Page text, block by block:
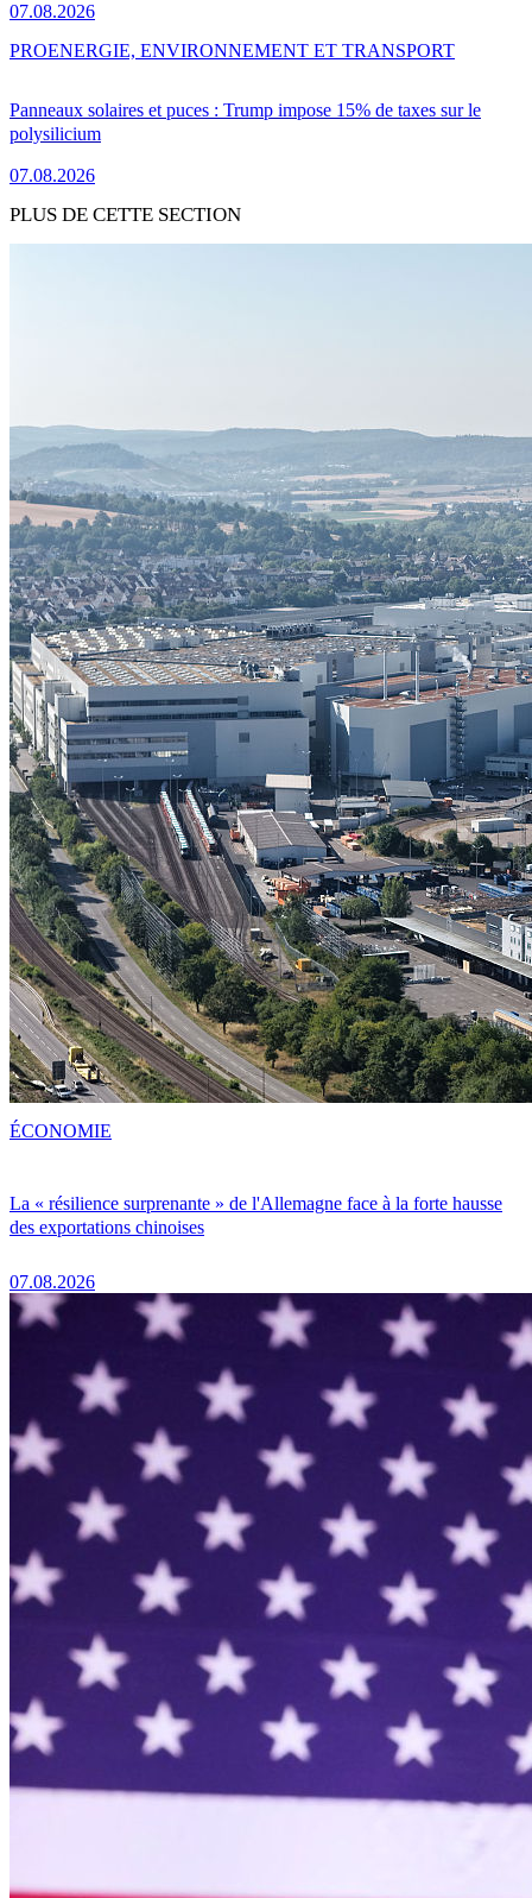
07.08.2026
Panneaux solaires et puces : Trump impose 15% de taxes sur le
polysilicium
07.08.2026
PROENERGIE, ENVIRONNEMENT ET TRANSPORT
PLUS DE CETTE SECTION
La « résilience surprenante » de l'Allemagne face à la forte hausse
des exportations chinoises
07.08.2026
ÉCONOMIE